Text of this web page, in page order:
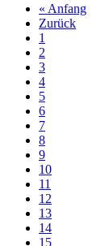
« Anfang
Zurück
1
2
3
4
5
6
7
8
9
10
11
12
13
14
15